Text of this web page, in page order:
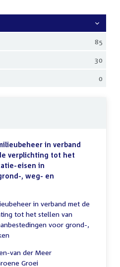
85
30
0
in verband
verplichting tot het
eisen in
, weg- en
in verband met de
tot het stellen van
voor grond-,
van der Meer
Groei